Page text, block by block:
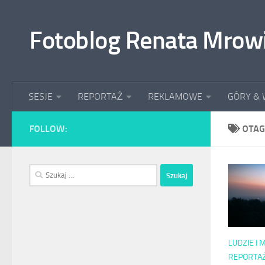
Fotoblog Renata
SESJE REPORTAŻ REKLAMOWE GÓRY &
LUDZIE I
FOLLOW:
Szukaj: